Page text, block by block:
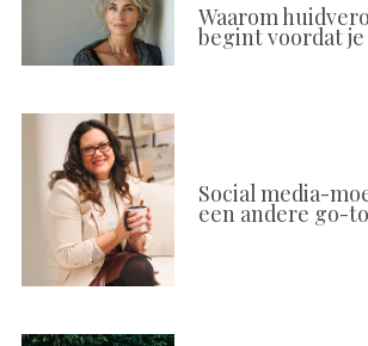
Waarom
begint voordat
Social media-
een andere go-to